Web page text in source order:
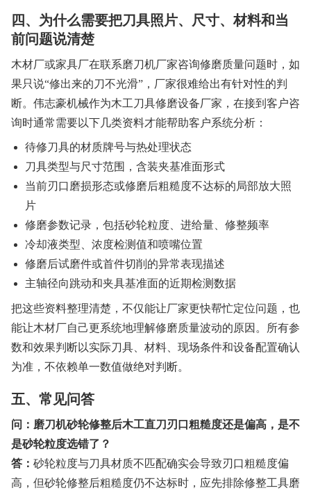
四、为什么需要把刀具照片、尺寸、材料和当
前问题说清楚
木材厂或家具厂在联系磨刀机厂家咨询修磨质量问题时，如
果只说“修出来的刀不光滑”，厂家很难给出有针对性的判
断。伟志豪机械作为木工刀具修磨设备厂家，在接到客户咨
询时通常需要以下几类资料才能帮助客户系统分析：
待修刀具的材质牌号与热处理状态
刀具类型与尺寸范围，含装夹基准面形式
当前刃口磨损形态或修磨后粗糙度不达标的局部放大照
片
修磨参数记录，包括砂轮粒度、进给量、修整频率
冷却液类型、浓度检测值和喷嘴位置
修磨后试磨件或首件切削的异常表现描述
主轴径向跳动和夹具基准面的近期检测数据
把这些资料整理清楚，不仅能让厂家更快帮忙定位问题，也
能让木材厂自己更系统地理解修磨质量波动的原因。所有参
数和效果判断以实际刀具、材料、现场条件和设备配置确认
为准，不依赖单一数值做绝对判断。
五、常见问答
问：磨刀机砂轮修整后木工直刀刃口粗糙度还是偏高，是不
是砂轮粒度选错了？
答： 砂轮粒度与刀具材质不匹配确实会导致刃口粗糙度偏
高，但砂轮修整后粗糙度仍不达标时，应先排除修整工具磨